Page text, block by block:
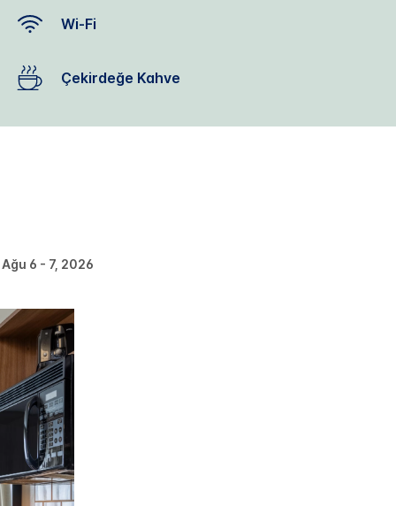
Wi-Fi
Çekirdeğe Kahve
6 - 7, 2026